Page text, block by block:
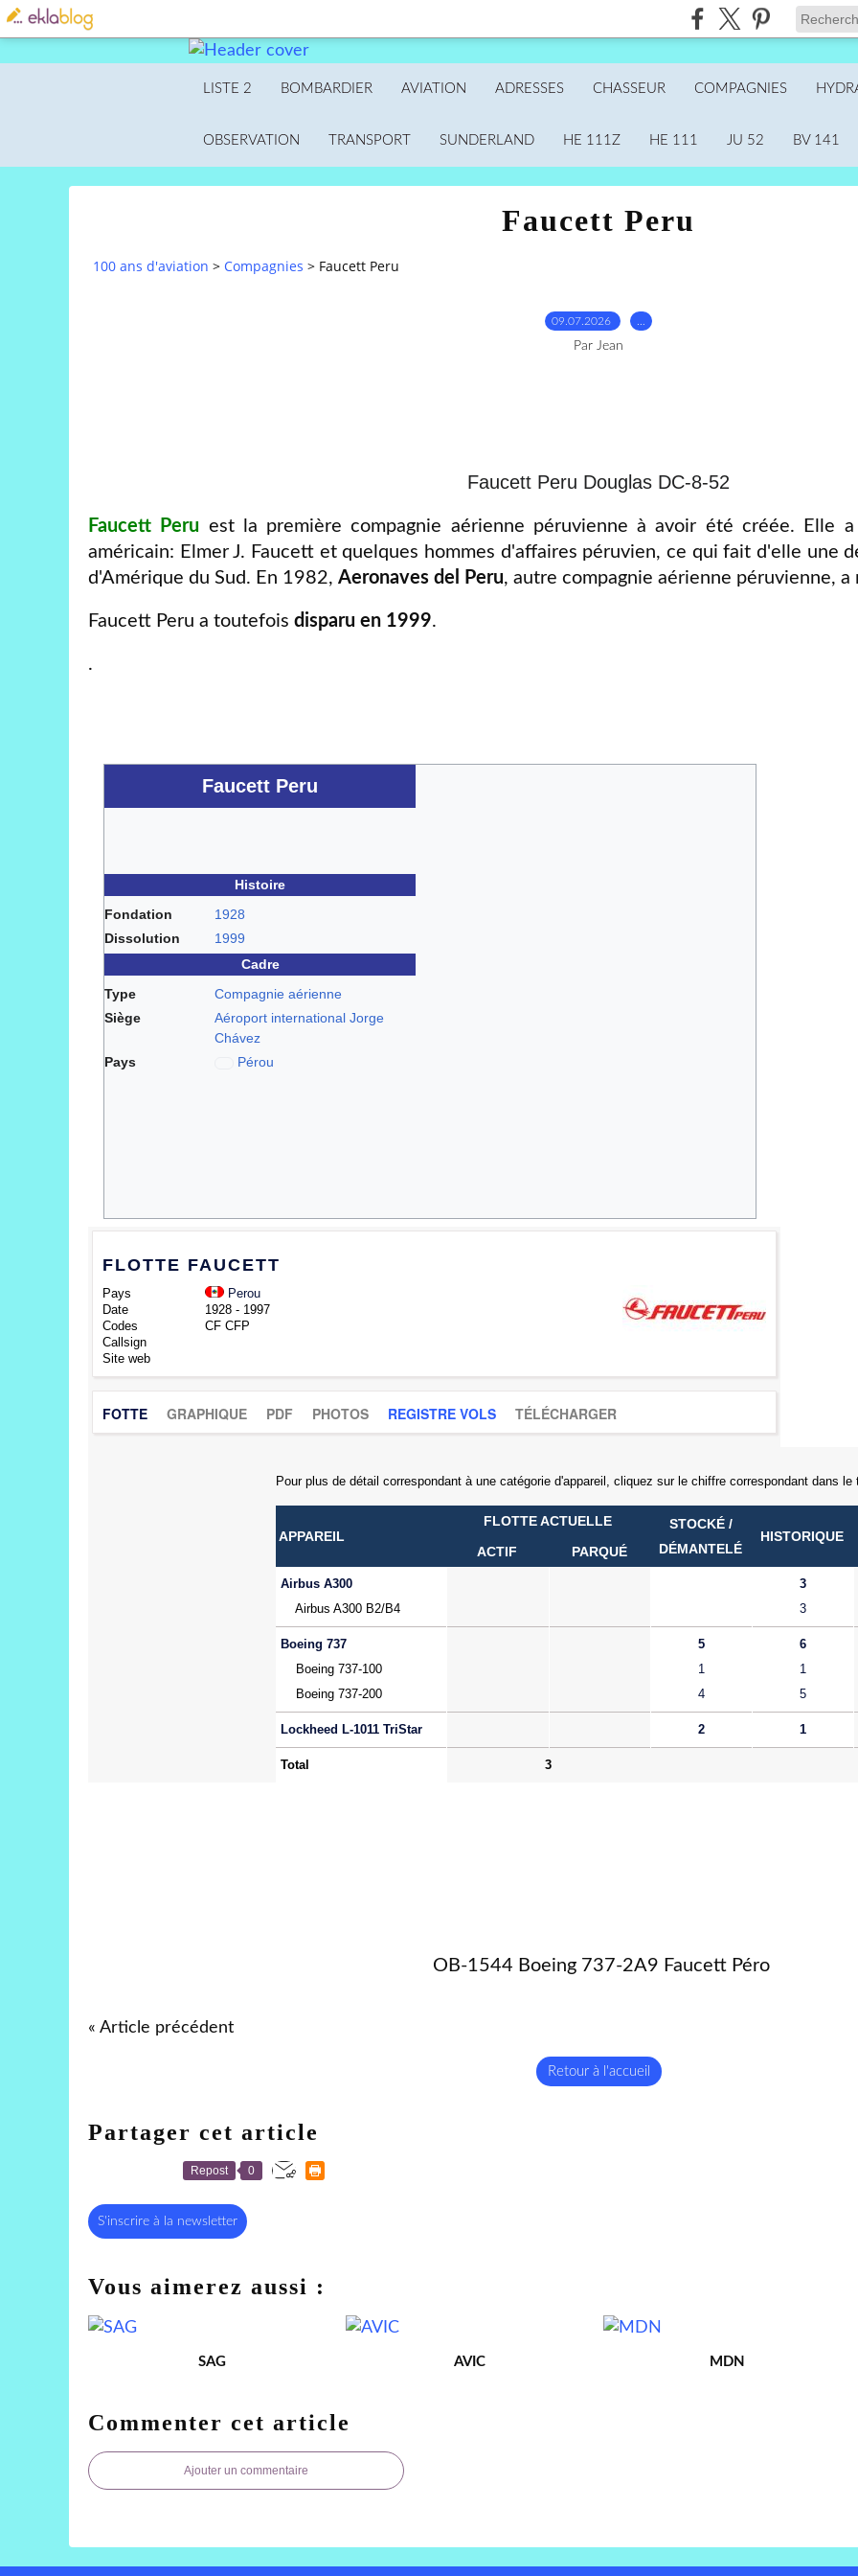
LISTE 2 BOMBARDIER AVIATION ADRESSES CHASSEUR COMPAGNIES
OBSERVATION TRANSPORT SUNDERLAND HE 111Z HE 111 JU 52 BV 141
Faucett Peru
100 ans d'aviation > Compagnies > Faucett Peru
09.07.2026
Par Jean
Faucett Peru Douglas DC-8-52
Faucett Peru est la première compagnie aérienne péruvienne à avoir été créée. Elle
américain: Elmer J. Faucett et quelques hommes d'affaires péruvien, ce qui fait d'elle une
d'Amérique du Sud. En 1982, Aeronaves del Peru, autre compagnie aérienne péruvienne,
Faucett Peru a toutefois disparu en 1999.
.
Faucett Peru
Histoire
Fondation
1928
Dissolution
1999
Cadre
Type
Compagnie aérienne
Siège
Aéroport international Jorge
Chávez
Pays
Pérou
FLOTTE FAUCETT
Pays
Perou
Date
1928 - 1997
Codes
CF CFP
Callsign
Site web
FOTTE GRAPHIQUE PDF PHOTOS REGISTRE VOLS TÉLÉCHARGER
Pour plus de détail correspondant à une catégorie d'appareil, cliquez sur le chiffre correspondant dans le
APPAREIL
FLOTTE ACTUELLE
STOCKÉ /
DÉMANTELÉ
HISTORIQUE
ACTIF
PARQUÉ
Airbus A300
Airbus A300 B2/B4
3
3
Boeing 737
Boeing 737-100
Boeing 737-200
5
1
4
6
1
5
Lockheed L-1011 TriStar 2 1
Total 3
OB-1544 Boeing 737-2A9 Faucett Péro
« Article précédent
Retour à l'accueil
Partager cet article
Repost 0
S'inscrire à la newsletter
Vous aimerez aussi :
SAG AVIC MDN
Commenter cet article
Ajouter un commentaire